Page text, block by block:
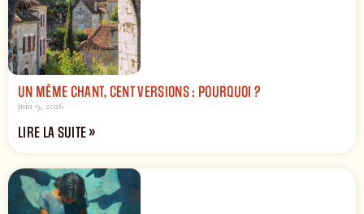
UN MÊME CHANT, CENT VERSIONS : POURQUOI ?
juin 9, 2026
LIRE LA SUITE »